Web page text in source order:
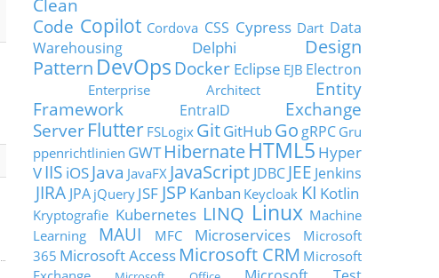
Clean
Code Copilot Cordova CSS Cypress Dart Data
Warehousing
Delphi
Design
Pattern DevOps Docker Eclipse EJB Electron
Enterprise Architect
Entity
Framework
EntraID
Exchange
Server Flutter FSLogix GitGitHubGo gRPC Gru
ppenrichtlinien GWT HibernateHTML5 Hyper
VIIS iOSJava JavaFX JavaScript JDBC JEE Jenkins
JIRA JPA jQuery JSF JSP Kanban Keycloak KI Kotlin
Kryptografie Kubernetes LINQ Linux Machine
Learning
MAUI MFC Microservices
Microsoft
365 Microsoft Access Microsoft CRM Microsoft